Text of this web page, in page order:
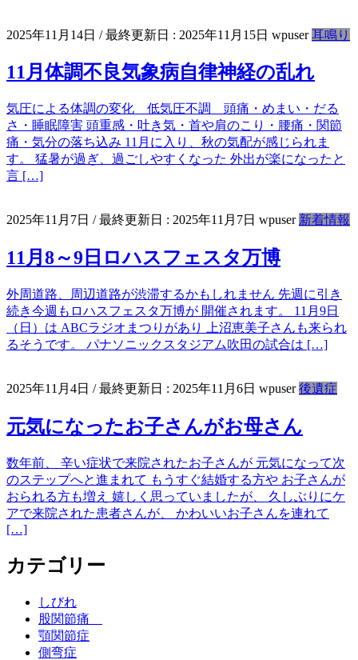
2025年11月14日 / 最終更新日 : 2025年11月15日 wpuser 耳鳴り
11月体調不良気象病自律神経の乱れ
気圧による体調の変化 低気圧不調 頭痛・めまい・だる
さ・睡眠障害 頭重感・吐き気・首や肩のこり・腰痛・関節
痛・気分の落ち込み 11月に入り、秋の気配が感じられま
す。 猛暑が過ぎ、過ごしやすくなった 外出が楽になったと
言 […]
2025年11月7日 / 最終更新日 : 2025年11月7日 wpuser 新着情報
11月8～9日ロハスフェスタ万博
外周道路、周辺道路が渋滞するかもしれません 先週に引き
続き今週もロハスフェスタ万博が 開催されます。 11月9日
（日）は ABCラジオまつりがあり 上沼恵美子さんも来られ
るそうです。 パナソニックスタジアム吹田の試合は […]
2025年11月4日 / 最終更新日 : 2025年11月6日 wpuser 後遺症
元気になったお子さんがお母さん
数年前、 辛い症状で来院されたお子さんが 元気になって次
のステップへと進まれて もうすぐ結婚する方や お子さんが
おられる方も増え 嬉しく思っていましたが、 久しぶりにケ
アで来院された患者さんが、 かわいいお子さんを連れて
[…]
カテゴリー
しびれ
股関節痛
顎関節症
側弯症